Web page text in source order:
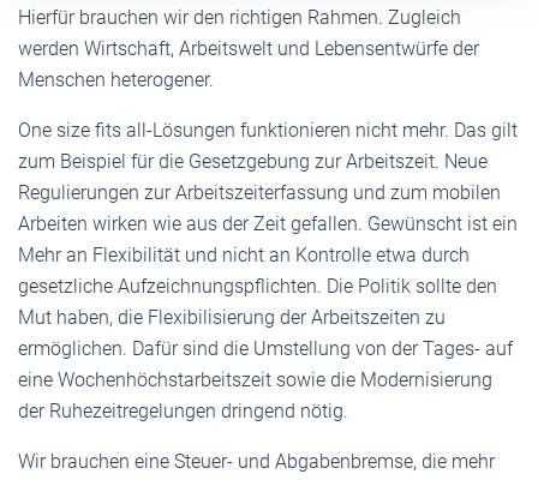
Hierfür brauchen wir den richtigen Rahmen. Zugleich
werden Wirtschaft, Arbeitswelt und Lebensentwürfe der
Menschen heterogener.
One size fits all-Lösungen funktionieren nicht mehr. Das gilt
zum Beispiel für die Gesetzgebung zur Arbeitszeit. Neue
Regulierungen zur Arbeitszeiterfassung und zum mobilen
Arbeiten wirken wie aus der Zeit gefallen. Gewünscht ist ein
Mehr an Flexibilität und nicht an Kontrolle etwa durch
gesetzliche Aufzeichnungspflichten. Die Politik sollte den
Mut haben, die Flexibilisierung der Arbeitszeiten zu
ermöglichen. Dafür sind die Umstellung von der Tages- auf
eine Wochenhöchstarbeitszeit sowie die Modernisierung
der Ruhezeitregelungen dringend nötig.
Wir brauchen eine Steuer- und Abgabenbremse, die mehr